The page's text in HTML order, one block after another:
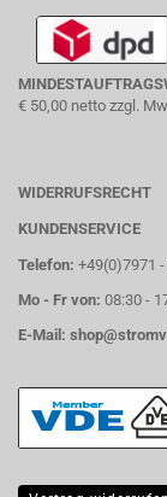
€ 50,00 netto zzgl.
WIDERRUFSRECHT
KUNDENSERVICE
Telefon: +49(0)7971
Mo - Fr von: 08:30 -
E-Mail: